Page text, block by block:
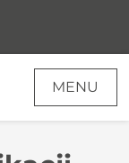
MENU